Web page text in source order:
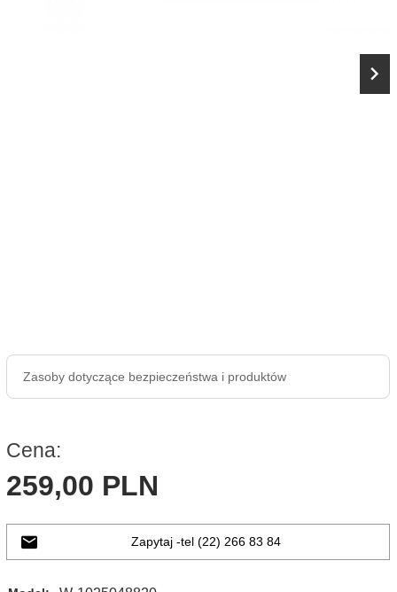
Zasoby dotyczące bezpieczeństwa i produktów
Cena:
259,00 PLN
Zapytaj -tel (22) 266 83 84